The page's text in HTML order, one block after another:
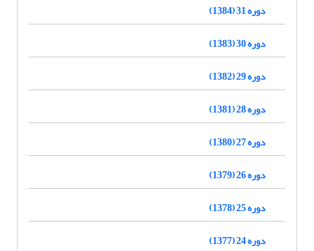
دوره 31 (1384)
دوره 30 (1383)
دوره 29 (1382)
دوره 28 (1381)
دوره 27 (1380)
دوره 26 (1379)
دوره 25 (1378)
دوره 24 (1377)